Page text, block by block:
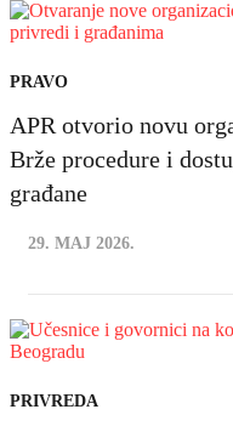
PRAVO
APR otvorio novu
Brže procedure i
građane
29. MAJ 2026.
PRIVREDA